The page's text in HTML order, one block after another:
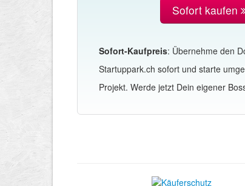
Sofort kaufen
Sofort-Kaufpreis: Übernehme den
Startuppark.ch sofort und starte
Projekt. Werde jetzt Dein eigener